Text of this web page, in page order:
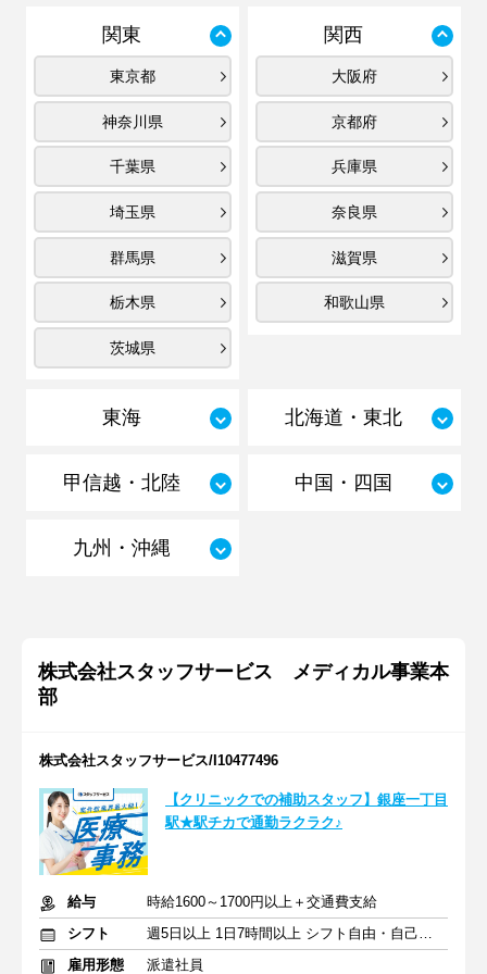
関東
東京都
神奈川県
千葉県
埼玉県
群馬県
栃木県
茨城県
関西
大阪府
京都府
兵庫県
奈良県
滋賀県
和歌山県
東海 北海道・東北
甲信越・北陸 中国・四国
九州・沖縄
株式会社スタッフサービス メディカル事業本
部
株式会社スタッフサービス/I10477496
【クリニックでの補助スタッフ】銀座一丁目
駅★駅チカで通勤ラクラク♪
給与
時給1600～1700円以上＋交通費支給
シフト
週5日以上 1日7時間以上 シフト自由・自己申告
雇用形態
派遣社員